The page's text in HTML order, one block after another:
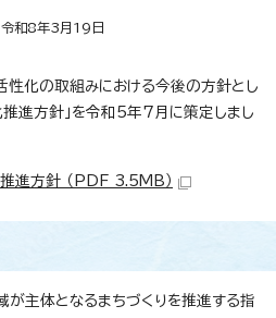
和8年3月19日
性化の取組みにおける今後の方針とし
進方針」を令和5年7月に策定しまし
進方針 （PDF 3.5MB）
が主体となるまちづくりを推進する指